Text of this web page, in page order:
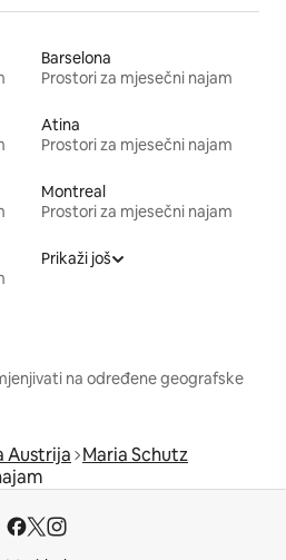
Barselona
Prostori za mjesečni najam
Atina
Prostori za mjesečni najam
Montreal
Prostori za mjesečni najam
Prikaži još
na određene geografske
Austrija Maria Schutz